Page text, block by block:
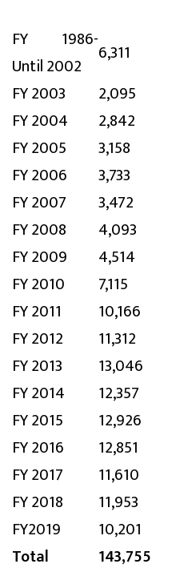
FY 1986-
Until 2002
6,311
FY 2003
2,095
FY 2004
2,842
FY 2005
3,158
FY 2006
3,733
FY 2007
3,472
FY 2008
4,093
FY 2009
4,514
FY 2010
7,115
FY 2011
10,166
FY 2012
11,312
FY 2013
13,046
FY 2014
12,357
FY 2015
12,926
FY 2016
12,851
FY 2017
11,610
FY 2018
11,953
FY2019
10,201
Total
143,755